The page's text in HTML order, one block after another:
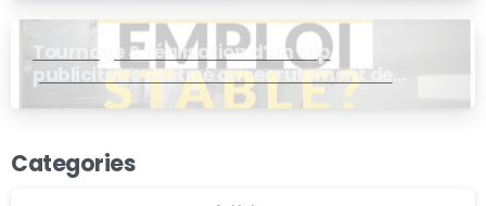
Tournage & réalisation d’un clip
publicitaire destiné au recrutement de
personnel de production chez ROBERT
Categories